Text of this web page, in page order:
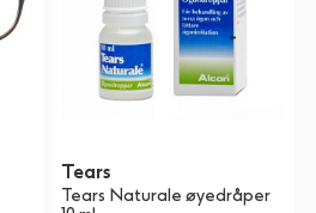
Tears
Tears Naturale øyedråper